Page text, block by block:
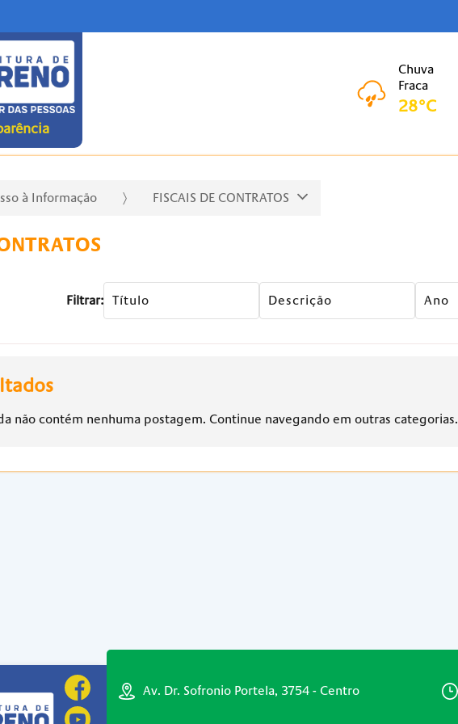
Chuva
Fraca
28°C
à Informação FISCAIS DE CONTRATOS
Filtrar:
não contém nenhuma postagem. Continue navegando em outras categorias.
Av. Dr. Sofronio Portela, 3754 - Centro